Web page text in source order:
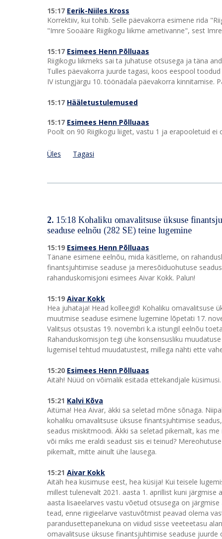
15:17 Eerik-Niiles Kross
Korrektiiv, kui tohib. Selle päevakorra esimene rida
"Imre Sooääre Riigikogu liikme ametivanne", sest
15:17 Esimees Henn Põlluaas
Riigikogu liikmeks sai ta juhatuse otsusega ja täna
Tulles päevakorra juurde tagasi, koos eespool
IV istungjärgu 10. töönädala päevakorra kinnitamise.
15:17 Hääletustulemused
15:17 Esimees Henn Põlluaas
Poolt on 90 Riigikogu liiget, vastu 1 ja erapooletuid ei
Üles Tagasi
2. 15:18 Kohaliku omavalitsuse üksuse
seaduse eelnõu (282 SE) teine lugemine
15:19 Esimees Henn Põlluaas
Tänane esimene eelnõu, mida käsitleme, on
finantsjuhtimise seaduse ja meresõiduohutuse
rahanduskomisjoni esimees Aivar Kokk. Palun!
15:19 Aivar Kokk
Hea juhataja! Head kolleegid! Kohaliku omavalitsuse
muutmise seaduse esimene lugemine lõpetati 17.
Valitsus otsustas 19. novembri k.a istungil eelnõu
Rahanduskomisjon tegi ühe konsensusliku
lugemisel tehtud muudatustest, millega nähti ette
15:20 Esimees Henn Põlluaas
Aitäh! Nüüd on võimalik esitada ettekandjale
15:21 Kalvi Kõva
Aitüma! Hea Aivar, äkki sa seletad mõne sõnaga.
kohaliku omavalitsuse üksuse finantsjuhtimise
seadus miskitmoodi. Äkki sa seletad pikemalt, kas
või miks me eraldi seadust siis ei teinud?
pikemalt, mitte ainult ühe lausega.
15:21 Aivar Kokk
Aitäh hea küsimuse eest, hea küsija! Kui teisele
millest tulenevalt 2021. aasta 1. aprillist kuni
aasta lisaeelarves vastu võetud otsusega on
tead, enne riigieelarve vastuvõtmist peavad olema
parandusettepanekuna on viidud sisse veeteetasu
omavalitsuse üksuse finantsjuhtimise seaduse